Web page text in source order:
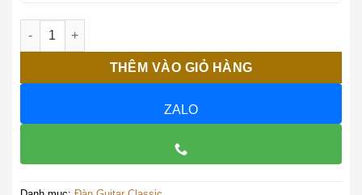
Guitar Trần Semi Classic CM-25CM số lượng
THÊM VÀO GIỎ HÀNG
ZALO